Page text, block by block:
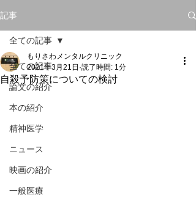
記事
全ての記事
論文の紹介
本の紹介
精神医学
ニュース
映画の紹介
一般医療
全ての記事
自殺予防策についての検討
もりさわメンタルクリニック
2021年3月21日 読了時間: 1分